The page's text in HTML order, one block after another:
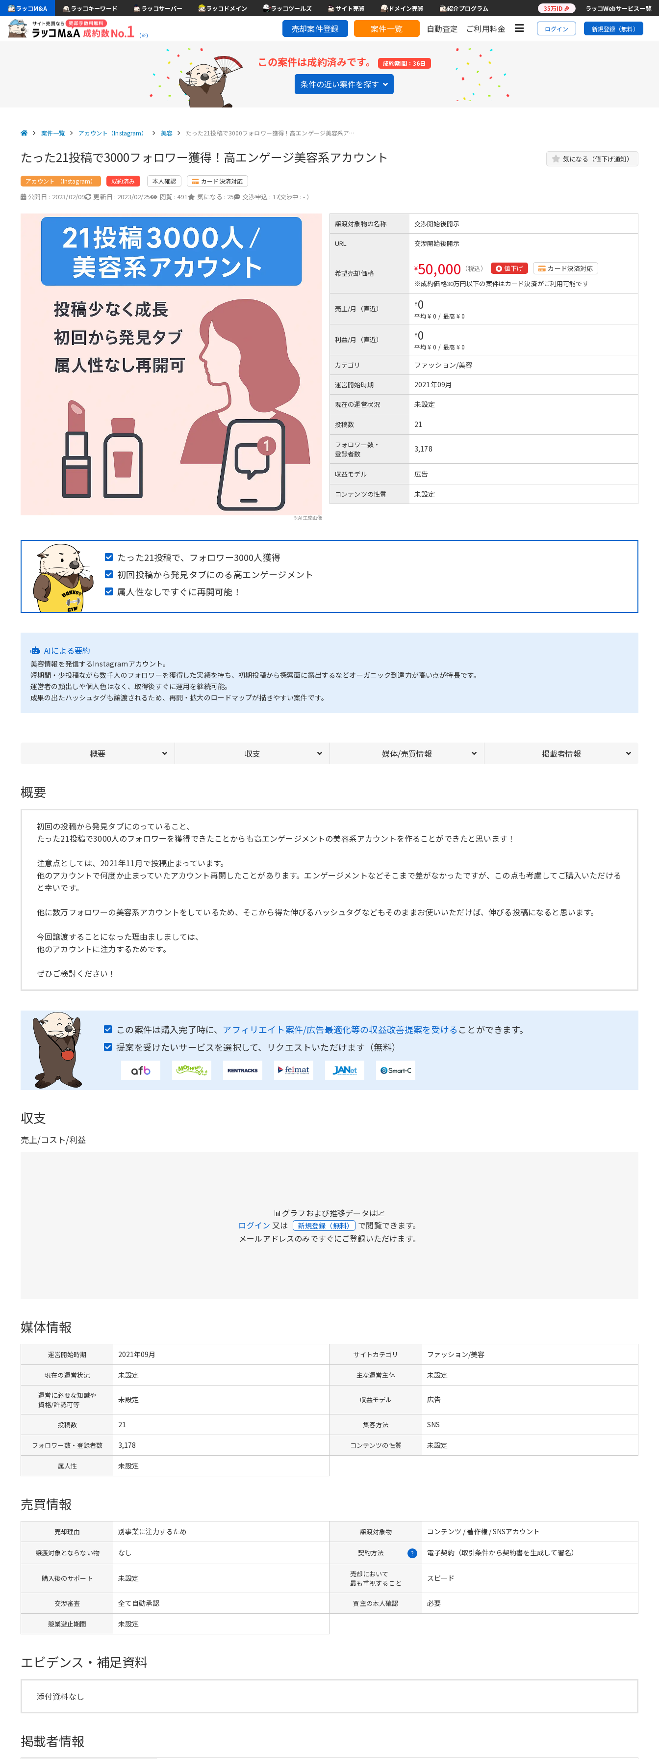
ラッコM&A ラッコキーワード ラッコサーバー ラッコドメイン ラッコツールズ サイト売買 ドメイン売買 紹介プログラム 35万ID 🎉 ラッコWebサービス一覧
(※)
売却案件登録 案件一覧 自動査定 ご利用料金 ログイン 新規登録（無料）
この案件は成約済みです。 成約期間：36日
条件の近い案件を探す
案件一覧 アカウント（Instagram） 美容 たった21投稿で3000フォロワー獲得！高エンゲージ美容系ア…
たった21投稿で3000フォロワー獲得！高エンゲージ美容系アカウント 気になる（値下げ通知）
アカウント （Instagram） 成約済み 本人確認 カード決済対応
公開日 : 2023/02/09 更新日 : 2023/02/25 閲覧 : 491 気になる : 25 交渉申込 : 17
（交渉中 : - ）
※AI生成画像
譲渡対象物の名称 交渉開始後開示
URL 交渉開始後開示
希望売却価格 ¥50,000 （税込） 値下げ
カード決済対応
※成約価格30万円以下の案件はカード決済がご利用可能です
売上/月（直近）
¥0
平均 ¥ 0 / 最高 ¥ 0
利益/月（直近）
¥0
平均 ¥ 0 / 最高 ¥ 0
カテゴリ ファッション/美容
運営開始時期 2021年09月
現在の運営状況 未設定
投稿数 21
フォロワー数・
登録者数
3,178
収益モデル 広告
コンテンツの性質 未設定
たった21投稿で、フォロワー3000人獲得
初回投稿から発見タブにのる高エンゲージメント
属人性なしですぐに再開可能！
AIによる要約
美容情報を発信するInstagramアカウント。
短期間・少投稿ながら数千人のフォロワーを獲得した実績を持ち、初期投稿から探索面に露出するなどオーガニック到達力が高い点が特長です。
運営者の顔出しや個人色はなく、取得後すぐに運用を継続可能。
成果の出たハッシュタグも譲渡されるため、再開・拡大のロードマップが描きやすい案件です。
概要 収支 媒体/売買情報 掲載者情報
概要
初回の投稿から発見タブにのっていること、
たった21投稿で3000人のフォロワーを獲得できたことからも高エンゲージメントの美容系アカウントを作ることができたと思います！
注意点としては、2021年11月で投稿止まっています。
他のアカウントで何度か止まっていたアカウント再開したことがあります。エンゲージメントなどそこまで差がなかったですが、この点も考慮してご購入いただける
と幸いです。
他に数万フォロワーの美容系アカウントをしているため、そこから得た伸びるハッシュタグなどもそのままお使いいただけば、伸びる投稿になると思います。
今回譲渡することになった理由ましましては、
他のアカウントに注力するためです。
ぜひご検討ください！
この案件は購入完了時に、 アフィリエイト案件/広告最適化等の収益改善提案を受ける ことができます。
提案を受けたいサービスを選択して、リクエストいただけます（無料）
収支
売上/コスト/利益
📊グラフおよび推移データは📈
ログイン 又は 新規登録（無料） で閲覧できます。
メールアドレスのみですぐにご登録いただけます。
媒体情報
運営開始時期 2021年09月 サイトカテゴリ ファッション/美容
現在の運営状況 未設定 主な運営主体 未設定
運営に必要な知識や
資格/許認可等
未設定 収益モデル 広告
投稿数 21 集客方法 SNS
フォロワー数・登録者数 3,178 コンテンツの性質 未設定
属人性 未設定
売買情報
売却理由 別事業に注力するため 譲渡対象物 コンテンツ / 著作権 / SNSアカウント
譲渡対象とならない物 なし 契約方法 ? 電子契約（取引条件から契約書を生成して署名）
購入後のサポート 未設定
売却において
最も重視すること
スピード
交渉審査 全て自動承認 買主の本人確認 必要
競業避止期間 未設定
エビデンス・補足資料
添付資料なし
掲載者情報